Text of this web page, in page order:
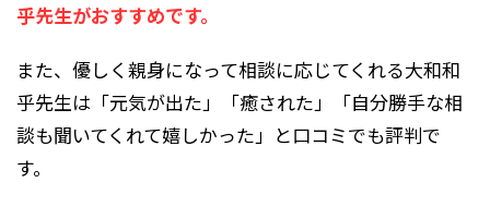
乎先生がおすすめです。
また、優しく親身になって相談に応じてくれる大和和
乎先生は「元気が出た」「癒された」「自分勝手な相
談も聞いてくれて嬉しかった」と口コミでも評判で
す。